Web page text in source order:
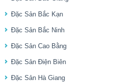
Đặc Sản Bắc Kạn
Đặc Sản Bắc Ninh
Đặc Sản Cao Bằng
Đặc Sản Điện Biên
Đặc Sản Hà Giang